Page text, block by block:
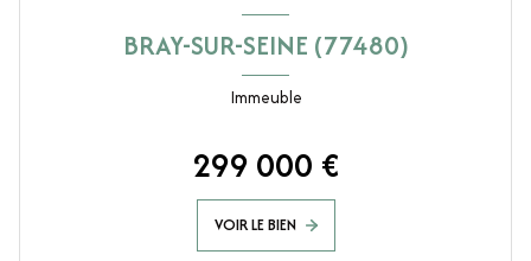
BRAY-SUR-SEINE (77480)
Immeuble
299 000 €
VOIR LE BIEN